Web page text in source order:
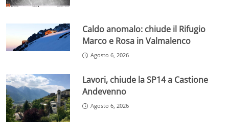
Caldo anomalo: chiude il Rifugio
Marco e Rosa in Valmalenco
Agosto 6, 2026
Lavori, chiude la SP14 a Castione
Andevenno
Agosto 6, 2026